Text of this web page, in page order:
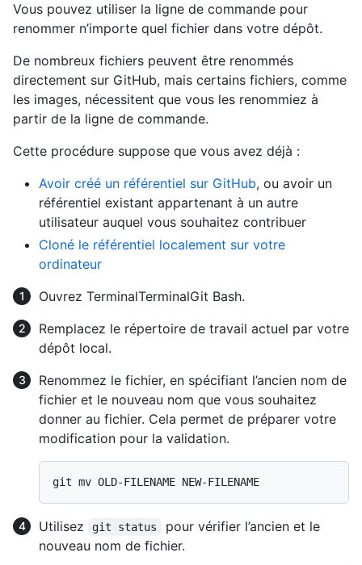
Vous pouvez utiliser la ligne de commande pour
renommer n’importe quel fichier dans votre dépôt.
De nombreux fichiers peuvent être renommés
directement sur GitHub, mais certains fichiers, comme
les images, nécessitent que vous les renommiez à
partir de la ligne de commande.
Cette procédure suppose que vous avez déjà :
Avoir créé un référentiel sur GitHub, ou avoir un
référentiel existant appartenant à un autre
utilisateur auquel vous souhaitez contribuer
Cloné le référentiel localement sur votre
ordinateur
Ouvrez TerminalTerminalGit Bash.
Remplacez le répertoire de travail actuel par votre
dépôt local.
Renommez le fichier, en spécifiant l’ancien nom de
fichier et le nouveau nom que vous souhaitez
donner au fichier. Cela permet de préparer votre
modification pour la validation.
Utilisez git status
pour vérifier l’ancien et le
nouveau nom de fichier.